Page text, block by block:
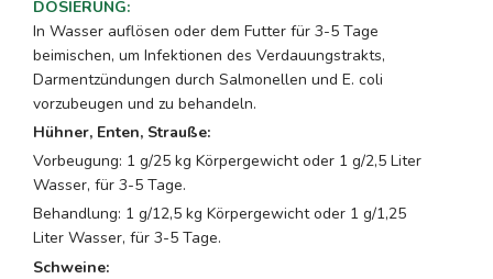
DOSIERUNG:
In Wasser auflösen oder dem Futter für 3-5 Tage
beimischen, um Infektionen des Verdauungstrakts,
Darmentzündungen durch Salmonellen und E. coli
vorzubeugen und zu behandeln.
Hühner, Enten, Strauße:
Vorbeugung: 1 g/25 kg Körpergewicht oder 1 g/2,5 Liter
Wasser, für 3-5 Tage.
Behandlung: 1 g/12,5 kg Körpergewicht oder 1 g/1,25
Liter Wasser, für 3-5 Tage.
Schweine: